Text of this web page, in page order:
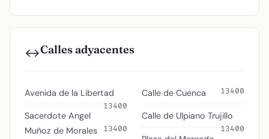
↔️Calles adyacentes
Avenida de la Libertad
13400
Sacerdote Angel
Muñoz de Morales
13400
Calle de Cuenca 13400
Calle de Ulpiano Trujillo
13400